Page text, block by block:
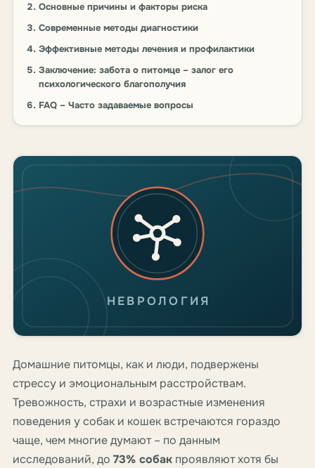
Основные причины и факторы риска
Современные методы диагностики
Эффективные методы лечения и профилактики
Заключение: забота о питомце – залог его
психологического благополучия
FAQ – Часто задаваемые вопросы
НЕВРОЛОГИЯ
Домашние питомцы, как и люди, подвержены
стрессу и эмоциональным расстройствам.
Тревожность, страхи и возрастные изменения
поведения у собак и кошек встречаются гораздо
чаще, чем многие думают – по данным
исследований, до 73% собак проявляют хотя бы